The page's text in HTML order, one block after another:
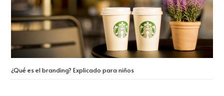
¿Qué es el branding? Explicado para niños